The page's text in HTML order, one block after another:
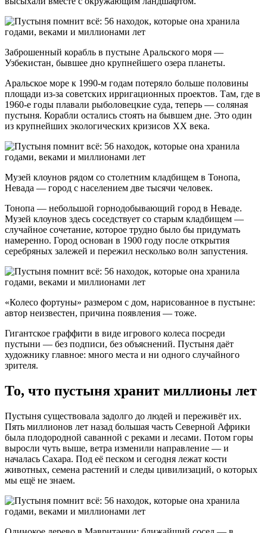
Заброшенный корабль в пустыне Аральского моря —
Узбекистан, бывшее дно крупнейшего озера планеты.
Аральское море к 1990-м годам потеряло больше половины
площади из-за советских ирригационных проектов. Там, где в
1960-е годы плавали рыболовецкие суда, теперь — соляная
пустыня. Корабли остались стоять на бывшем дне. Это один
из крупнейших экологических кризисов XX века.
Музей клоунов рядом со столетним кладбищем в Тонопа,
Невада — город с населением две тысячи человек.
Тонопа — небольшой горнодобывающий город в Неваде.
Музей клоунов здесь соседствует со старым кладбищем —
случайное сочетание, которое трудно было бы придумать
намеренно. Город основан в 1900 году после открытия
серебряных залежей и пережил несколько волн запустения.
«Колесо фортуны» размером с дом, нарисованное в пустыне:
автор неизвестен, причина появления — тоже.
Гигантское граффити в виде игрового колеса посреди
пустыни — без подписи, без объяснений. Пустыня даёт
художнику главное: много места и ни одного случайного
зрителя.
То, что пустыня хранит миллионы лет
Пустыня существовала задолго до людей и переживёт их.
Пять миллионов лет назад большая часть Северной Африки
была плодородной саванной с реками и лесами. Потом горы
выросли чуть выше, ветра изменили направление — и
началась Сахара. Под её песком и сегодня лежат кости
животных, семена растений и следы цивилизаций, о которых
мы ещё не знаем.